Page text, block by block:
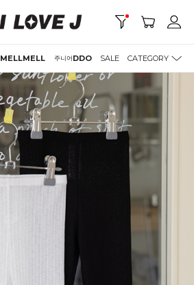
MELLMELL 주니어DDO SALE CATEGORY